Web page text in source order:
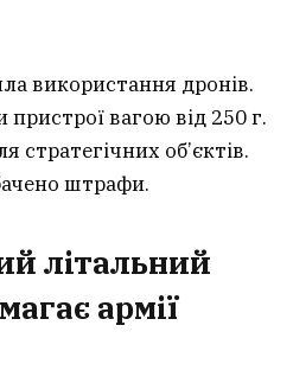
використання дронів.
пристрої вагою від 250 г.
стратегічних об’єктів.
штрафи.
літальний
армії